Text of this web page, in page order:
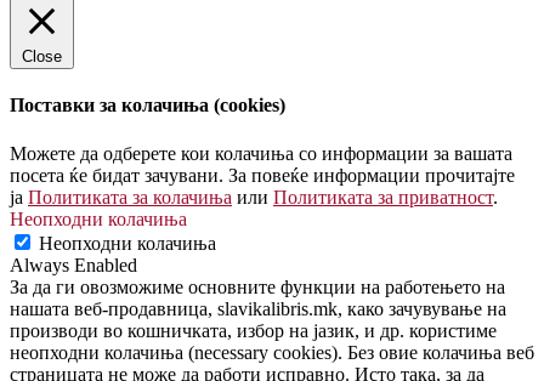
Close
Поставки за колачиња (cookies)
Можете да одберете кои колачиња со информации за вашата
посета ќе бидат зачувани. За повеќе информации прочитајте
ја Политиката за колачиња или Политиката за приватност.
Неопходни колачиња
Неопходни колачиња
Always Enabled
За да ги овозможиме основните функции на работењето на
нашата веб-продавница, slavikalibris.mk, како зачувување на
производи во кошничката, избор на јазик, и др. користиме
неопходни колачиња (necessary cookies). Без овие колачиња веб
страницата не може да работи исправно. Исто така, за да